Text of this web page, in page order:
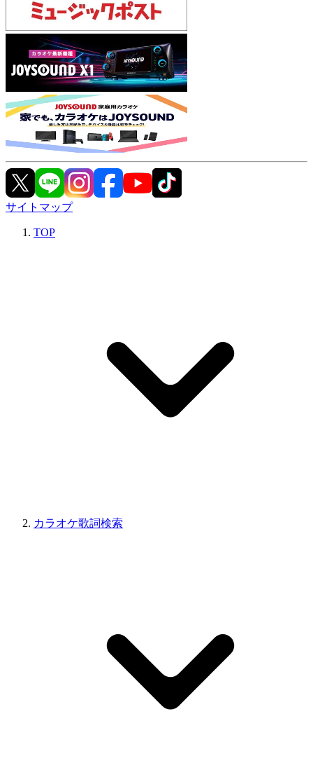
サイトマップ
TOP
カラオケ歌詞検索